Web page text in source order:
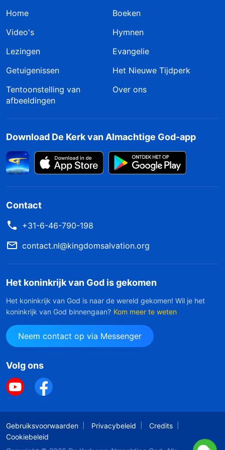
Home
Boeken
Video's
Hymnen
Lezingen
Evangelie
Getuigenissen
Het Nieuwe Tijdperk
Tentoonstelling van
afbeeldingen
Over ons
Download De Kerk van Almachtige God-app
Contact
+31-6-46-790-198
contact.nl@kingdomsalvation.org
Het koninkrijk van God is gekomen
Het koninkrijk van God is naar de wereld gekomen! Wil je het
koninkrijk van God binnengaan? Kom meer te weten
Neem contact op via Messenger
Volg ons
Gebruiksvoorwaarden Privacybeleid
Credits
Cookiebeleid